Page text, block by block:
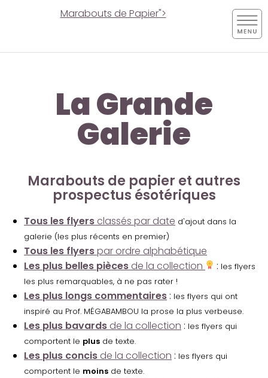
Marabouts de Papier">
La Grande
Galerie
Marabouts de papier et autres
prospectus ésotériques
Tous les flyers classés par date d'ajout dans la
galerie (les plus récents en premier)
Tous les flyerspar ordre alphabétique
Les plus belles pièces de la collection : les flyers
les plus remarquables, à ne pas rater !
Les plus longs commentaires : les flyers qui ont
inspiré au Prof. MÉGABAMBOU la prose la plus verbeuse.
Les plus bavards de la collection : les flyers qui
comportent le plus de texte.
Les plus concis de la collection : les flyers qui
comportent le moins de texte.